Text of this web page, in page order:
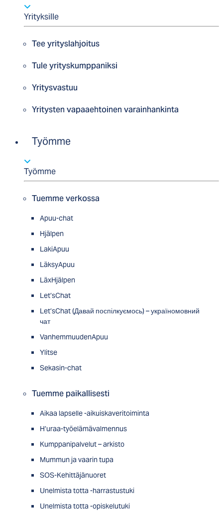
Yrityksille
Tee yrityslahjoitus
Tule yrityskumppaniksi
Yritysvastuu
Yritysten vapaaehtoinen varainhankinta
Työmme
Työmme
Tuemme verkossa
Apuu-chat
Hjälpen
LakiApuu
LäksyApuu
LäxHjälpen
Let’sChat
Let’sChat (Давай поспілкуємось) – україномовний
чат
VanhemmuudenApuu
Ylitse
Sekasin-chat
Tuemme paikallisesti
Aikaa lapselle -aikuiskaveritoiminta
H’uraa-työelämävalmennus
Kumppanipalvelut – arkisto
Mummun ja vaarin tupa
SOS-Kehittäjänuoret
Unelmista totta -harrastustuki
Unelmista totta -opiskelutuki